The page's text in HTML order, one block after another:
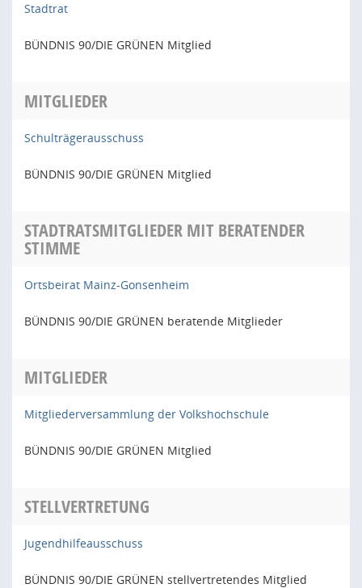
Stadtrat
BÜNDNIS 90/DIE GRÜNEN Mitglied
MITGLIEDER
Schulträgerausschuss
BÜNDNIS 90/DIE GRÜNEN Mitglied
STADTRATSMITGLIEDER MIT BERATENDER
STIMME
Ortsbeirat Mainz-Gonsenheim
BÜNDNIS 90/DIE GRÜNEN beratende Mitglieder
MITGLIEDER
Mitgliederversammlung der Volkshochschule
BÜNDNIS 90/DIE GRÜNEN Mitglied
STELLVERTRETUNG
Jugendhilfeausschuss
BÜNDNIS 90/DIE GRÜNEN stellvertretendes Mitglied